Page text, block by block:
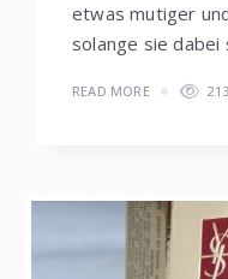
etwas mutiger
solange sie
READ MORE 213